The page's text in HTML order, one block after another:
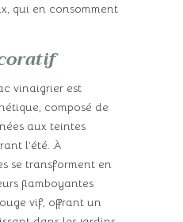
qui en consomment
vinaigrier est
composé de
aux teintes
l’été. À
se transforment en
flamboyantes
vif, offrant un